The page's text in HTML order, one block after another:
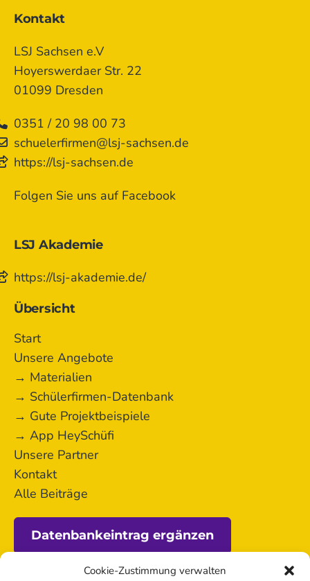
Cookie-Zustimmung verwalten
Kontakt
LSJ Sachsen e.V
Hoyerswerdaer Str. 22
01099 Dresden
0351 / 20 98 00 73
schuelerfirmen@lsj-sachsen.de
https://lsj-sachsen.de
Folgen Sie uns auf Facebook
LSJ Akademie
https://lsj-akademie.de/
Übersicht
Start
Unsere Angebote
→ Materialien
→ Schülerfirmen-Datenbank
→ Gute Projektbeispiele
→ App HeySchüfi
Unsere Partner
Kontakt
Alle Beiträge
Datenbankeintrag ergänzen